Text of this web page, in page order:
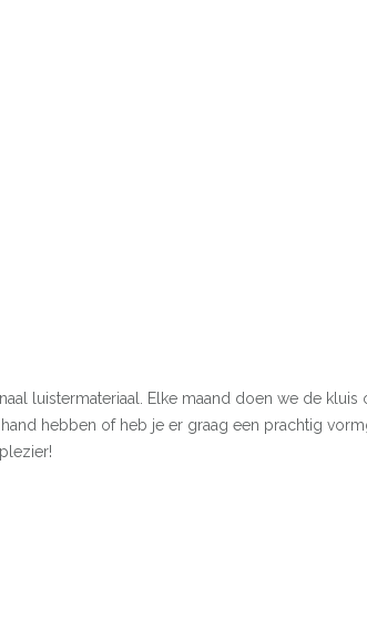
luistermateriaal. Elke maand doen we de
hebben of heb je er graag een prachtig